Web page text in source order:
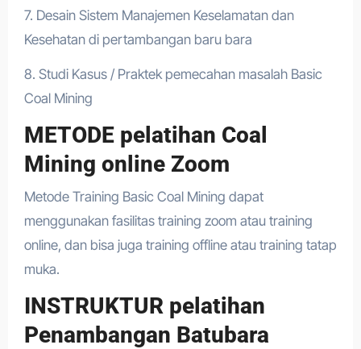
7. Desain Sistem Manajemen Keselamatan dan
Kesehatan di pertambangan baru bara
8. Studi Kasus / Praktek pemecahan masalah Basic
Coal Mining
METODE pelatihan Coal
Mining online Zoom
Metode Training Basic Coal Mining dapat
menggunakan fasilitas training zoom atau training
online, dan bisa juga training offline atau training tatap
muka.
INSTRUKTUR pelatihan
Penambangan Batubara